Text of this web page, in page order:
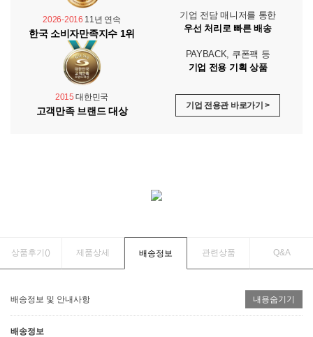
2026-2016 11년 연속
한국 소비자만족지수 1위
2015 대한민국
고객만족 브랜드 대상
기업 전담 매니저를 통한
우선 처리로 빠른 배송
PAYBACK, 쿠폰팩 등
기업 전용 기획 상품
기업 전용관 바로가기 >
상품후기() 제품상세 배송정보 관련상품 Q&A
배송정보 및 안내사항 내용숨기기
배송정보